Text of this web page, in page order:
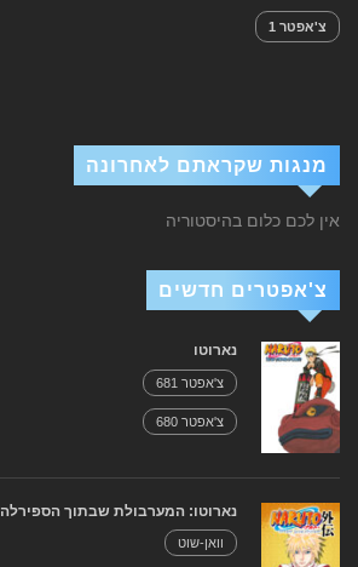
צ'אפטר 1
מנגות שקראתם לאחרונה
אין לכם כלום בהיסטוריה
צ'אפטרים חדשים
נארוטו
צ'אפטר 681
צ'אפטר 680
נארוטו: המערבולת שבתוך הספירלה
וואן-שוט